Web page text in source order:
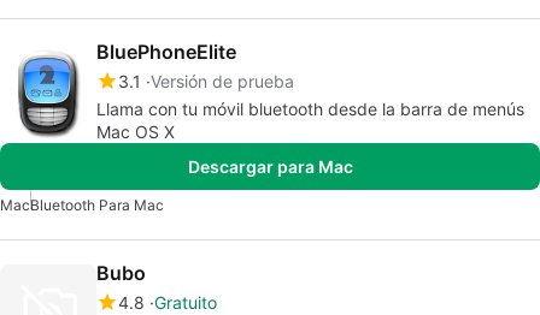
BluePhoneElite
3.1 Versión de prueba
Llama con tu móvil bluetooth desde la barra de menús
Mac OS X
Descargar para Mac
MacBluetooth Para Mac
Bubo
4.8 Gratuito